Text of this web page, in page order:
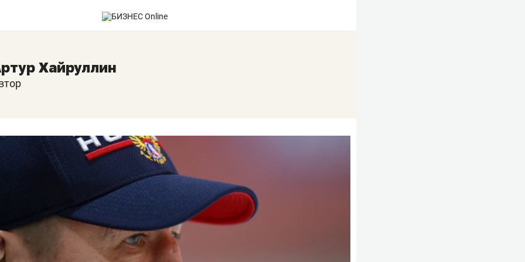
Хайруллин